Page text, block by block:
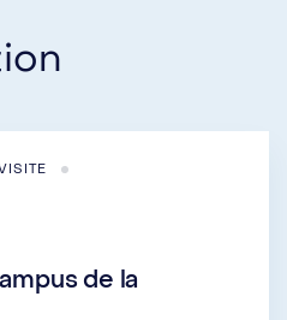
de la